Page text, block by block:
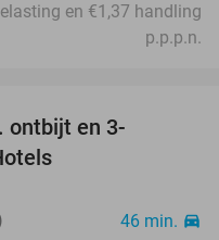
en €1,37 handling
p.p.p.n.
ontbijt en 3-
46 min. directions_car